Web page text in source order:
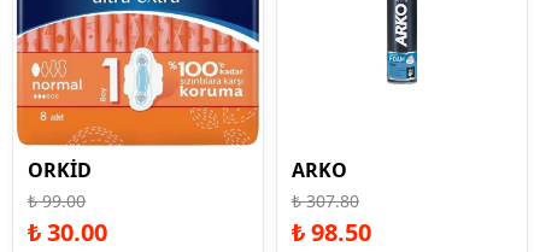
ORKİD
₺ 99.00
₺ 30.00
ARKO
₺ 307.80
₺ 98.50